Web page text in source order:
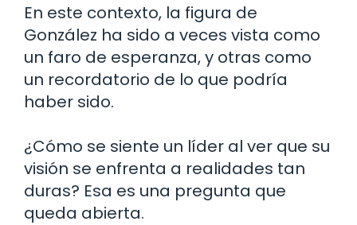
En este contexto, la figura de
González ha sido a veces vista como
un faro de esperanza, y otras como
un recordatorio de lo que podría
haber sido.
¿Cómo se siente un líder al ver que su
visión se enfrenta a realidades tan
duras? Esa es una pregunta que
queda abierta.